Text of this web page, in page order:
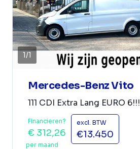
1/1
Mercedes-Benz Vito
111 CDI Extra Lang EURO 6!!!
Financieren?
€ 312,26
per maand
excl. BTW
€13.450